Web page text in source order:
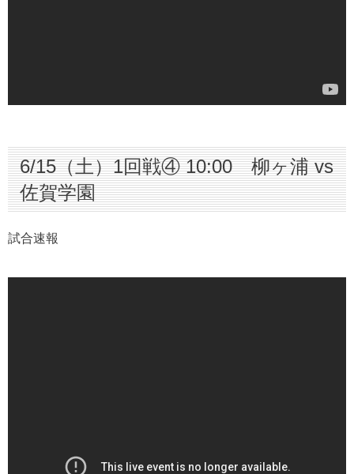
6/15（土）1回戦④ 10:00 柳ヶ浦 vs
佐賀学園
試合速報